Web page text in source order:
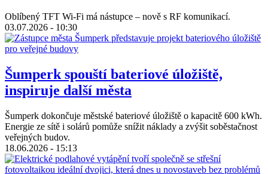
Oblíbený TFT Wi-Fi má nástupce – nově s RF komunikací.
03.07.2026 - 10:30
Šumperk spouští bateriové úložiště,
inspiruje další města
Šumperk dokončuje městské bateriové úložiště o kapacitě 600 kWh.
Energie ze sítě i solárů pomůže snížit náklady a zvýšit soběstačnost
veřejných budov.
18.06.2026 - 15:13